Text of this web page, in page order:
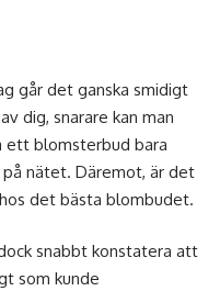
går det ganska smidigt
dig, snarare kan man
ett blomsterbud bara
nätet. Däremot, är det
det bästa blombudet.
snabbt konstatera att
som kunde